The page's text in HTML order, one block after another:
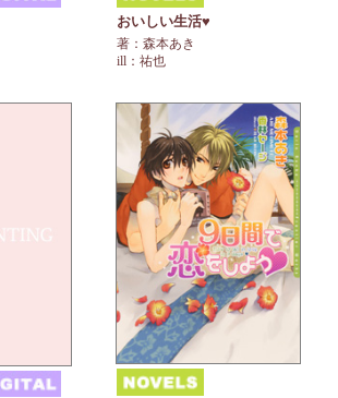
おいしい生活♥
著：森本あき
ill：祐也